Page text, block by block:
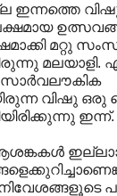
ഇന്നത്തെ
മറ്റു
മലയാളി.
സാര്‍വലൗകിക
വിഷു ഒരു
ഇന്ന്.